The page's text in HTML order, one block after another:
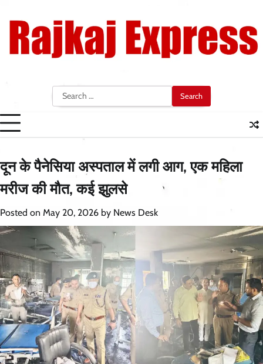
content
Search
for:
दून के पैनेसिया अस्पताल में लगी आग, एक महिला
मरीज की मौत, कई झुलसे
Posted on May 20, 2026 by News Desk